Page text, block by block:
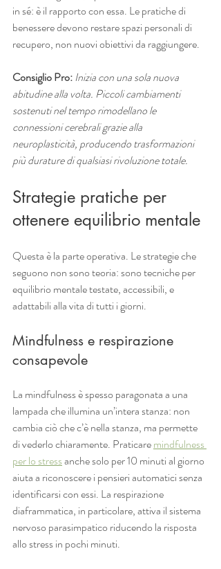
in sé: è il rapporto con essa. Le pratiche di
benessere devono restare spazi personali di
recupero, non nuovi obiettivi da raggiungere.
Consiglio Pro:Inizia con una sola nuova
abitudine alla volta. Piccoli cambiamenti
sostenuti nel tempo rimodellano le
connessioni cerebrali grazie alla
neuroplasticità, producendo trasformazioni
più durature di qualsiasi rivoluzione totale.
Strategie pratiche per
ottenere equilibrio mentale
Questa è la parte operativa. Le strategie che
seguono non sono teoria: sono tecniche per
equilibrio mentale testate, accessibili, e
adattabili alla vita di tutti i giorni.
Mindfulness e respirazione
consapevole
La mindfulness è spesso paragonata a una
lampada che illumina un’intera stanza: non
cambia ciò che c’è nella stanza, ma permette
di vederlo chiaramente. Praticare mindfulness
per lo stress anche solo per 10 minuti al giorno
aiuta a riconoscere i pensieri automatici senza
identificarsi con essi. La respirazione
diaframmatica, in particolare, attiva il sistema
nervoso parasimpatico riducendo la risposta
allo stress in pochi minuti.